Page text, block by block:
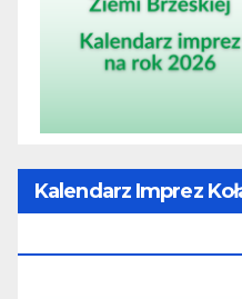
Kalendarz Imprez